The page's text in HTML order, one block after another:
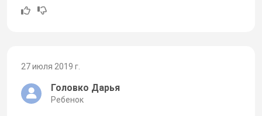
27 июля 2019 г.
Головко Дарья
Ребенок